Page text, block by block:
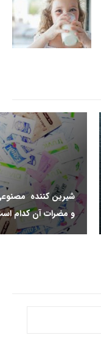
شیرین کننده
و مضرات آن کدام